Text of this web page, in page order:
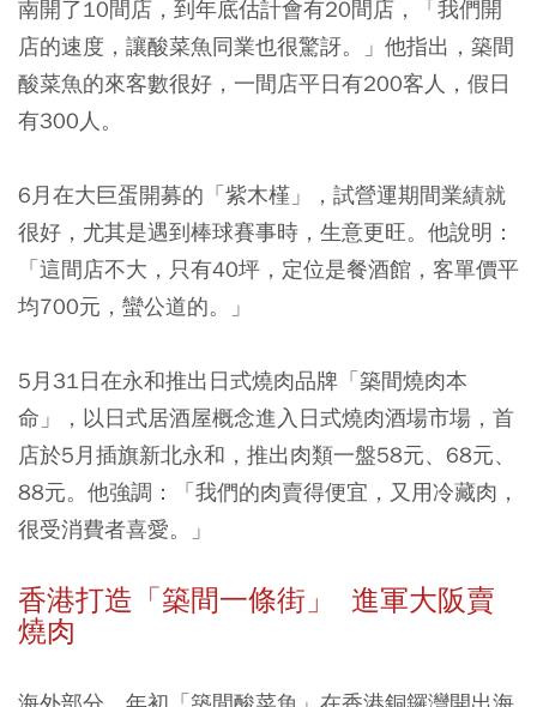
南開了10間店，到年底估計會有20間店，「我們開
店的速度，讓酸菜魚同業也很驚訝。」他指出，築間
酸菜魚的來客數很好，一間店平日有200客人，假日
有300人。
6月在大巨蛋開募的「紫木槿」，試營運期間業績就
很好，尤其是遇到棒球賽事時，生意更旺。他說明：
「這間店不大，只有40坪，定位是餐酒館，客單價平
均700元，蠻公道的。」
5月31日在永和推出日式燒肉品牌「築間燒肉本
命」，以日式居酒屋概念進入日式燒肉酒場市場，首
店於5月插旗新北永和，推出肉類一盤58元、68元、
88元。他強調：「我們的肉賣得便宜，又用冷藏肉，
很受消費者喜愛。」
香港打造「築間一條街」 進軍大阪賣
燒肉